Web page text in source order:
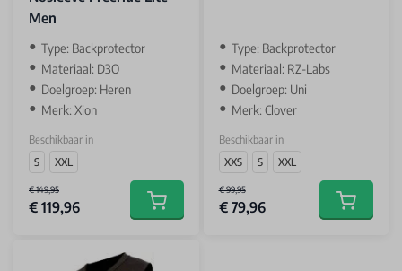
Men
Type: Backprotector
Materiaal: D3O
Doelgroep: Heren
Merk: Xion
Beschikbaar in
S
XXL
€ 149,95
€ 119,96 Add to cart
Type: Backprotector
Materiaal: RZ-Labs
Doelgroep: Uni
Merk: Clover
Beschikbaar in
XXS
S XXL
€ 99,95
€ 79,96 Add to